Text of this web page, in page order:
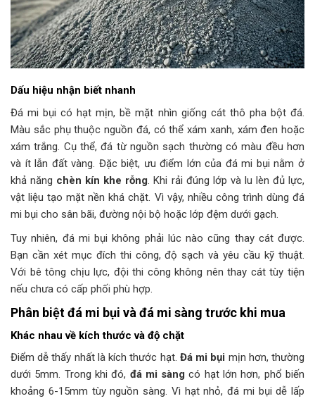
Dấu hiệu nhận biết nhanh
Đá mi bụi có hạt mịn, bề mặt nhìn giống cát thô pha bột đá.
Màu sắc phụ thuộc nguồn đá, có thể xám xanh, xám đen hoặc
xám trắng. Cụ thể, đá từ nguồn sạch thường có màu đều hơn
và ít lẫn đất vàng. Đặc biệt, ưu điểm lớn của đá mi bụi nằm ở
khả năng chèn kín khe rỗng. Khi rải đúng lớp và lu lèn đủ lực,
vật liệu tạo mặt nền khá chặt. Vì vậy, nhiều công trình dùng đá
mi bụi cho sân bãi, đường nội bộ hoặc lớp đệm dưới gạch.
Tuy nhiên, đá mi bụi không phải lúc nào cũng thay cát được.
Bạn cần xét mục đích thi công, độ sạch và yêu cầu kỹ thuật.
Với bê tông chịu lực, đội thi công không nên thay cát tùy tiện
nếu chưa có cấp phối phù hợp.
Phân biệt đá mi bụi và đá mi sàng trước khi mua
Khác nhau về kích thước và độ chặt
Điểm dễ thấy nhất là kích thước hạt. Đá mi bụi mịn hơn, thường
dưới 5mm. Trong khi đó, đá mi sàng có hạt lớn hơn, phổ biến
khoảng 6-15mm tùy nguồn sàng. Vì hạt nhỏ, đá mi bụi dễ lấp